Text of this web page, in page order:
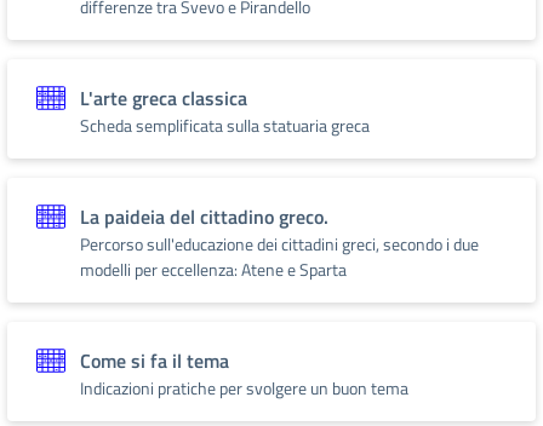
differenze tra Svevo e Pirandello
L'arte greca classica
Scheda semplificata sulla statuaria greca
La paideia del cittadino greco.
Percorso sull'educazione dei cittadini greci, secondo i due
modelli per eccellenza: Atene e Sparta
Come si fa il tema
Indicazioni pratiche per svolgere un buon tema